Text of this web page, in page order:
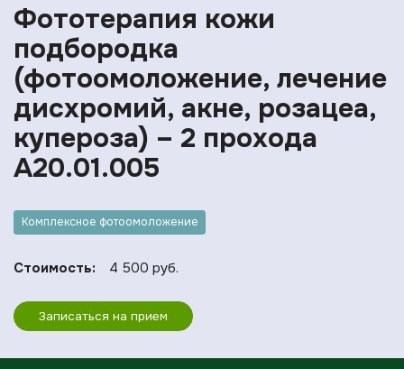
Фототерапия кожи
подбородка
(фотоомоложение, лечение
дисхромий, акне, розацеа,
купероза) – 2 прохода
A20.01.005
Комплексное фотоомоложение
Стоимость: 4 500 руб.
Записаться на прием